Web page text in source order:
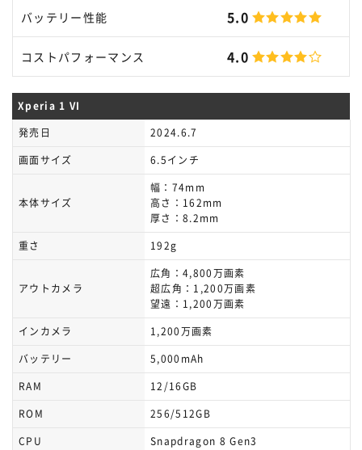
バッテリー性能 5.0
コストパフォーマンス 4.0
Xperia 1 VI
発売日
2024.6.7
画面サイズ
6.5インチ
本体サイズ
幅：74mm
高さ：162mm
厚さ：8.2mm
重さ
192g
アウトカメラ
広角：4,800万画素
超広角：1,200万画素
望遠：1,200万画素
インカメラ
1,200万画素
バッテリー
5,000mAh
RAM
12/16GB
ROM
256/512GB
CPU
Snapdragon 8 Gen3